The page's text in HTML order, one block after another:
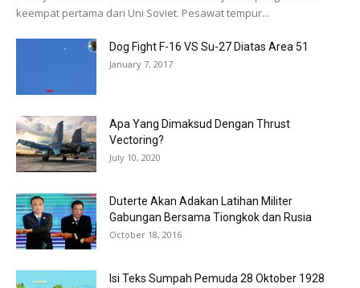
keempat pertama dari Uni Soviet. Pesawat tempur...
Dog Fight F-16 VS Su-27 Diatas Area 51
January 7, 2017
Apa Yang Dimaksud Dengan Thrust
Vectoring?
July 10, 2020
Duterte Akan Adakan Latihan Militer
Gabungan Bersama Tiongkok dan Rusia
October 18, 2016
Isi Teks Sumpah Pemuda 28 Oktober 1928